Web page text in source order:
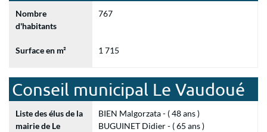
Nombre
d'habitants
767
Surface en m² 1 715
Conseil municipal Le Vaudoué
Liste des élus de la
mairie de Le
BIEN Malgorzata - ( 48 ans )
BUGUINET Didier - ( 65 ans )